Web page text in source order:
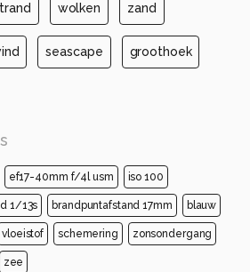
wolken zand
seascape groothoek
ef17-40mm f/4l usm iso 100
1/13s brandpuntafstand 17mm blauw
vloeistof schemering zonsondergang
zee